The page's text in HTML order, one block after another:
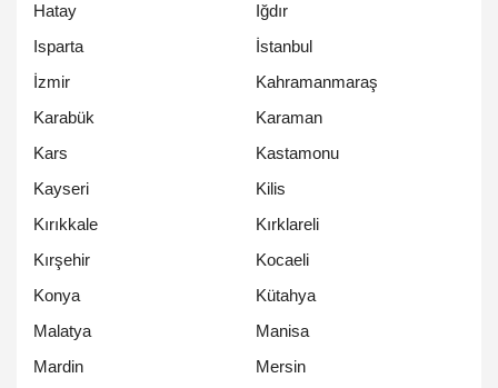
Hatay
Iğdır
Isparta
İstanbul
İzmir
Kahramanmaraş
Karabük
Karaman
Kars
Kastamonu
Kayseri
Kilis
Kırıkkale
Kırklareli
Kırşehir
Kocaeli
Konya
Kütahya
Malatya
Manisa
Mardin
Mersin